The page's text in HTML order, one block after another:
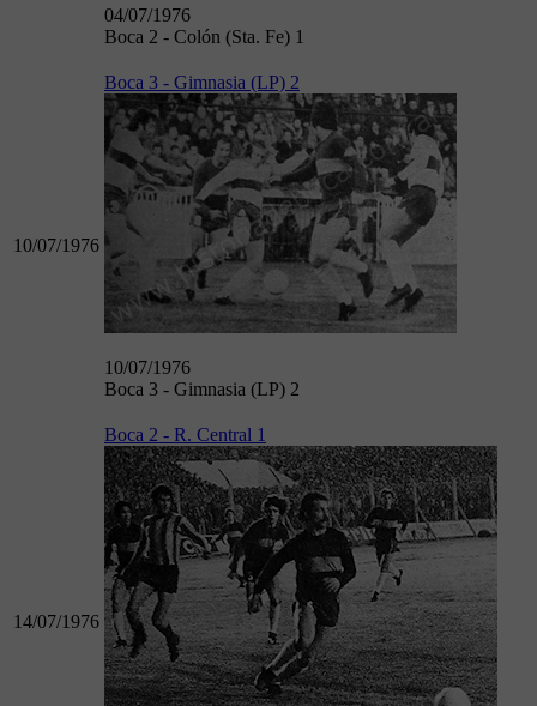
04/07/1976
Boca 2 - Colón (Sta. Fe) 1
10/07/1976
Boca 3 - Gimnasia (LP) 2
10/07/1976
Boca 3 - Gimnasia (LP) 2
14/07/1976
Boca 2 - R. Central 1